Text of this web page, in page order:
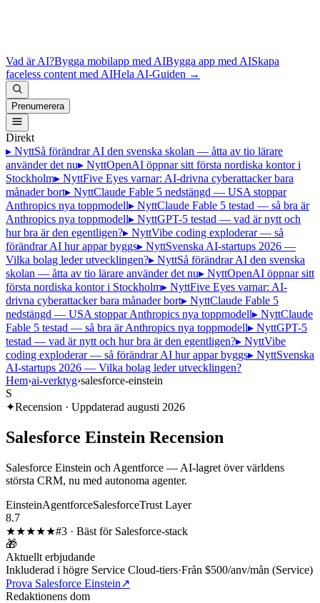
Vad är AI?Bygga mobilapp med AIBygga app med AISkapa
faceless content med AIHela AI-Guiden →
Prenumerera
Direkt
▸ NyttSå förändrar AI den svenska skolan — åtta av tio lärare
använder det nu▸ NyttOpenAI öppnar sitt första nordiska kontor i
Stockholm▸ NyttFive Eyes varnar: AI-drivna cyberattacker bara
månader bort▸ NyttClaude Fable 5 nedstängd — USA stoppar
Anthropics nya toppmodell▸ NyttClaude Fable 5 testad — så bra är
Anthropics nya toppmodell▸ NyttGPT-5 testad — vad är nytt och
hur bra är den egentligen?▸ NyttVibe coding exploderar — så
förändrar AI hur appar byggs▸ NyttSvenska AI-startups 2026 —
Vilka bolag leder utvecklingen?▸ NyttSå förändrar AI den svenska
skolan — åtta av tio lärare använder det nu▸ NyttOpenAI öppnar sitt
första nordiska kontor i Stockholm▸ NyttFive Eyes varnar: AI-
drivna cyberattacker bara månader bort▸ NyttClaude Fable 5
nedstängd — USA stoppar Anthropics nya toppmodell▸ NyttClaude
Fable 5 testad — så bra är Anthropics nya toppmodell▸ NyttGPT-5
testad — vad är nytt och hur bra är den egentligen?▸ NyttVibe
coding exploderar — så förändrar AI hur appar byggs▸ NyttSvenska
AI-startups 2026 — Vilka bolag leder utvecklingen?
Hem›ai-verktyg›salesforce-einstein
S
✦Recension · Uppdaterad augusti 2026
Salesforce Einstein Recension
Salesforce Einstein och Agentforce — AI-lagret över världens
största CRM, nu med autonoma agenter.
EinsteinAgentforceSalesforceTrust Layer
8.7
★★★★★#3 · Bäst för Salesforce-stack
🎁
Aktuellt erbjudande
Inkluderad i högre Service Cloud-tiers·Från $500/anv/mån (Service)
Prova Salesforce Einstein↗
Redaktionens dom